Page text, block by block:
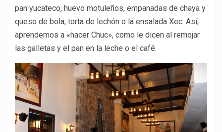
pan yucateco, huevo motuleños, empanadas de chaya y
queso de bola, torta de lechón o la ensalada Xec. Así,
aprendemos a «hacer Chuc», como le dicen al remojar
las galletas y el pan en la leche o el café.